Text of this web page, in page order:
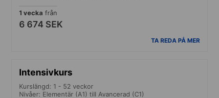
1 vecka från
6 674 SEK
TA REDA PÅ MER
Intensivkurs
Kurslängd: 1 - 52 veckor
Nivåer: Elementär (A1) till Avancerad (C1)